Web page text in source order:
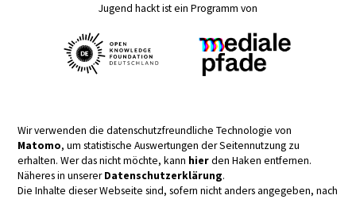
Jugend hackt ist ein Programm von
Wir verwenden die datenschutzfreundliche Technologie von
Matomo, um statistische Auswertungen der Seitennutzung zu
erhalten. Wer das nicht möchte, kann hierden Haken entfernen.
Näheres in unsererDatenschutzerklärung.
Die Inhalte dieser Webseite sind, sofern nicht anders angegeben, nach